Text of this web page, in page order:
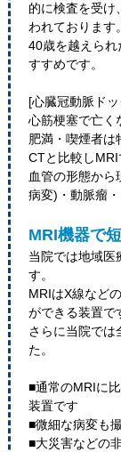
的に検査を受け
われております。
40歳を越えら
すすめです。
[心臓冠動脈ド
心筋梗塞で亡く
肥満・喫煙者は
CTと比較しMRI
血管の形態か
病変)・動脈瘤
MRI機器で
当院では地域医
す。
MRIはX線など
ができる装置で
さらに当院では
た。
■通常のMRIに
装置です
■微細な病変も
■大災害などの